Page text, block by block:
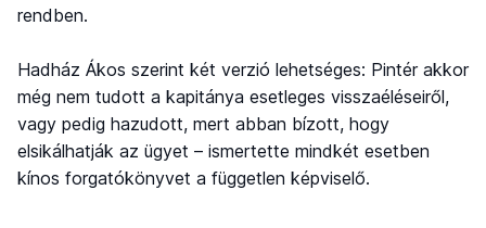
rendben.
Hadház Ákos szerint két verzió lehetséges: Pintér akkor
még nem tudott a kapitánya esetleges visszaéléseiről,
vagy pedig hazudott, mert abban bízott, hogy
elsikálhatják az ügyet – ismertette mindkét esetben
kínos forgatókönyvet a független képviselő.